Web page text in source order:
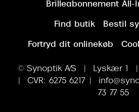
Brilleabonnement
Find butik Bestil
Fortryd dit onlinekøb
© Synoptik A/S | Lyskær 1 |
| CVR: 6275 6217 |
73 77 55